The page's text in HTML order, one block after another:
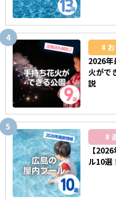
2026
火がで
説
【
ル10選